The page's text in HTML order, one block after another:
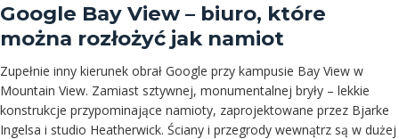
Google Bay View – biuro, które
można rozłożyć jak namiot
Zupełnie inny kierunek obrał Google przy kampusie Bay View w
Mountain View. Zamiast sztywnej, monumentalnej bryły – lekkie
konstrukcje przypominające namioty, zaprojektowane przez Bjarke
Ingelsa i studio Heatherwick. Ściany i przegrody wewnątrz są w dużej